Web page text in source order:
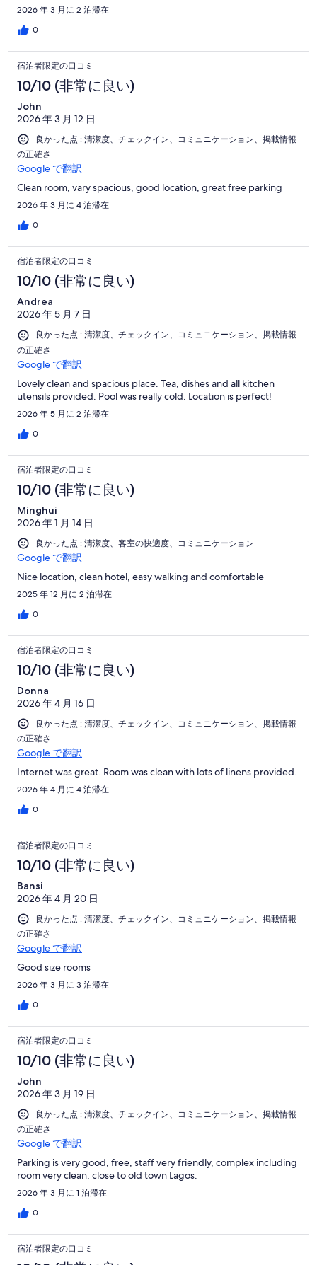
2026 年 3 月に 2 泊滞在
0
宿泊者限定の口コミ
10/10 (非常に良い)
John
2026 年 3 月 12 日
良かった点 : 清潔度、チェックイン、コミュニケーション、掲載情報
の正確さ
Google で翻訳
Clean room, vary spacious, good location, great free parking
2026 年 3 月に 4 泊滞在
0
宿泊者限定の口コミ
10/10 (非常に良い)
Andrea
2026 年 5 月 7 日
良かった点 : 清潔度、チェックイン、コミュニケーション、掲載情報
の正確さ
Google で翻訳
Lovely clean and spacious place. Tea, dishes and all kitchen
utensils provided. Pool was really cold. Location is perfect!
2026 年 5 月に 2 泊滞在
0
宿泊者限定の口コミ
10/10 (非常に良い)
Minghui
2026 年 1 月 14 日
良かった点 : 清潔度、客室の快適度、コミュニケーション
Google で翻訳
Nice location, clean hotel, easy walking and comfortable
2025 年 12 月に 2 泊滞在
0
宿泊者限定の口コミ
10/10 (非常に良い)
Donna
2026 年 4 月 16 日
良かった点 : 清潔度、チェックイン、コミュニケーション、掲載情報
の正確さ
Google で翻訳
Internet was great. Room was clean with lots of linens provided.
2026 年 4 月に 4 泊滞在
0
宿泊者限定の口コミ
10/10 (非常に良い)
Bansi
2026 年 4 月 20 日
良かった点 : 清潔度、チェックイン、コミュニケーション、掲載情報
の正確さ
Google で翻訳
Good size rooms
2026 年 3 月に 3 泊滞在
0
宿泊者限定の口コミ
10/10 (非常に良い)
John
2026 年 3 月 19 日
良かった点 : 清潔度、チェックイン、コミュニケーション、掲載情報
の正確さ
Google で翻訳
Parking is very good, free, staff very friendly, complex including
room very clean, close to old town Lagos.
2026 年 3 月に 1 泊滞在
0
宿泊者限定の口コミ